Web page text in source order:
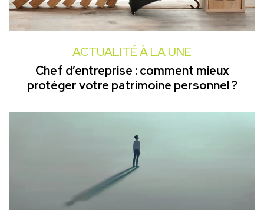
ACTUALITÉ À LA UNE
Chef d’entreprise : comment mieux
protéger votre patrimoine personnel ?